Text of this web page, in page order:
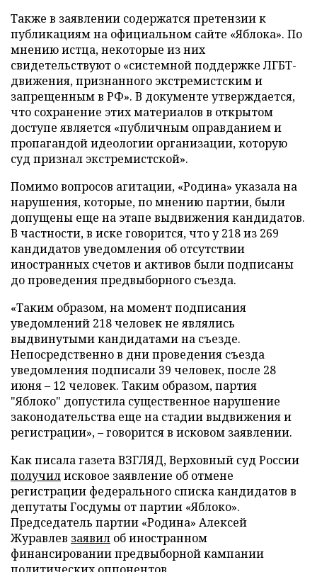
Также в заявлении содержатся претензии к
публикациям на официальном сайте «Яблока». По
мнению истца, некоторые из них
свидетельствуют о «системной поддержке ЛГБТ-
движения, признанного экстремистским и
запрещенным в РФ». В документе утверждается,
что сохранение этих материалов в открытом
доступе является «публичным оправданием и
пропагандой идеологии организации, которую
суд признал экстремистской».
Помимо вопросов агитации, «Родина» указала на
нарушения, которые, по мнению партии, были
допущены еще на этапе выдвижения кандидатов.
В частности, в иске говорится, что у 218 из 269
кандидатов уведомления об отсутствии
иностранных счетов и активов были подписаны
до проведения предвыборного съезда.
«Таким образом, на момент подписания
уведомлений 218 человек не являлись
выдвинутыми кандидатами на съезде.
Непосредственно в дни проведения съезда
уведомления подписали 39 человек, после 28
июня – 12 человек. Таким образом, партия
"Яблоко" допустила существенное нарушение
законодательства еще на стадии выдвижения и
регистрации», – говорится в исковом заявлении.
Как писала газета ВЗГЛЯД, Верховный суд России
получилисковое заявление об отмене
регистрации федерального списка кандидатов в
депутаты Госдумы от партии «Яблоко».
Председатель партии «Родина» Алексей
Журавлев заявил об иностранном
финансировании предвыборной кампании